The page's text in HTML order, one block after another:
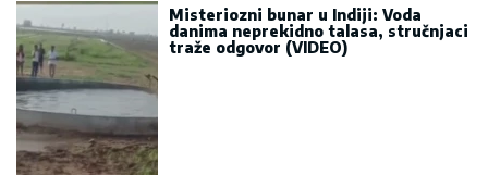
Misteriozni bunar u Indiji: Voda
danima neprekidno talasa, stručnjaci
traže odgovor (VIDEO)